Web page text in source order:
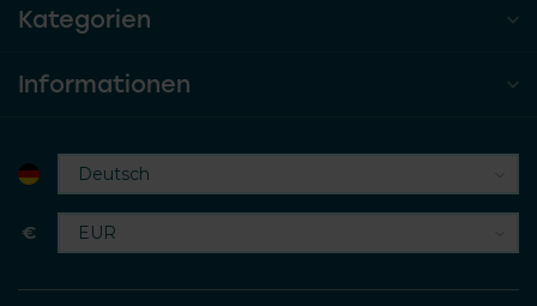
Kategorien
Informationen
€